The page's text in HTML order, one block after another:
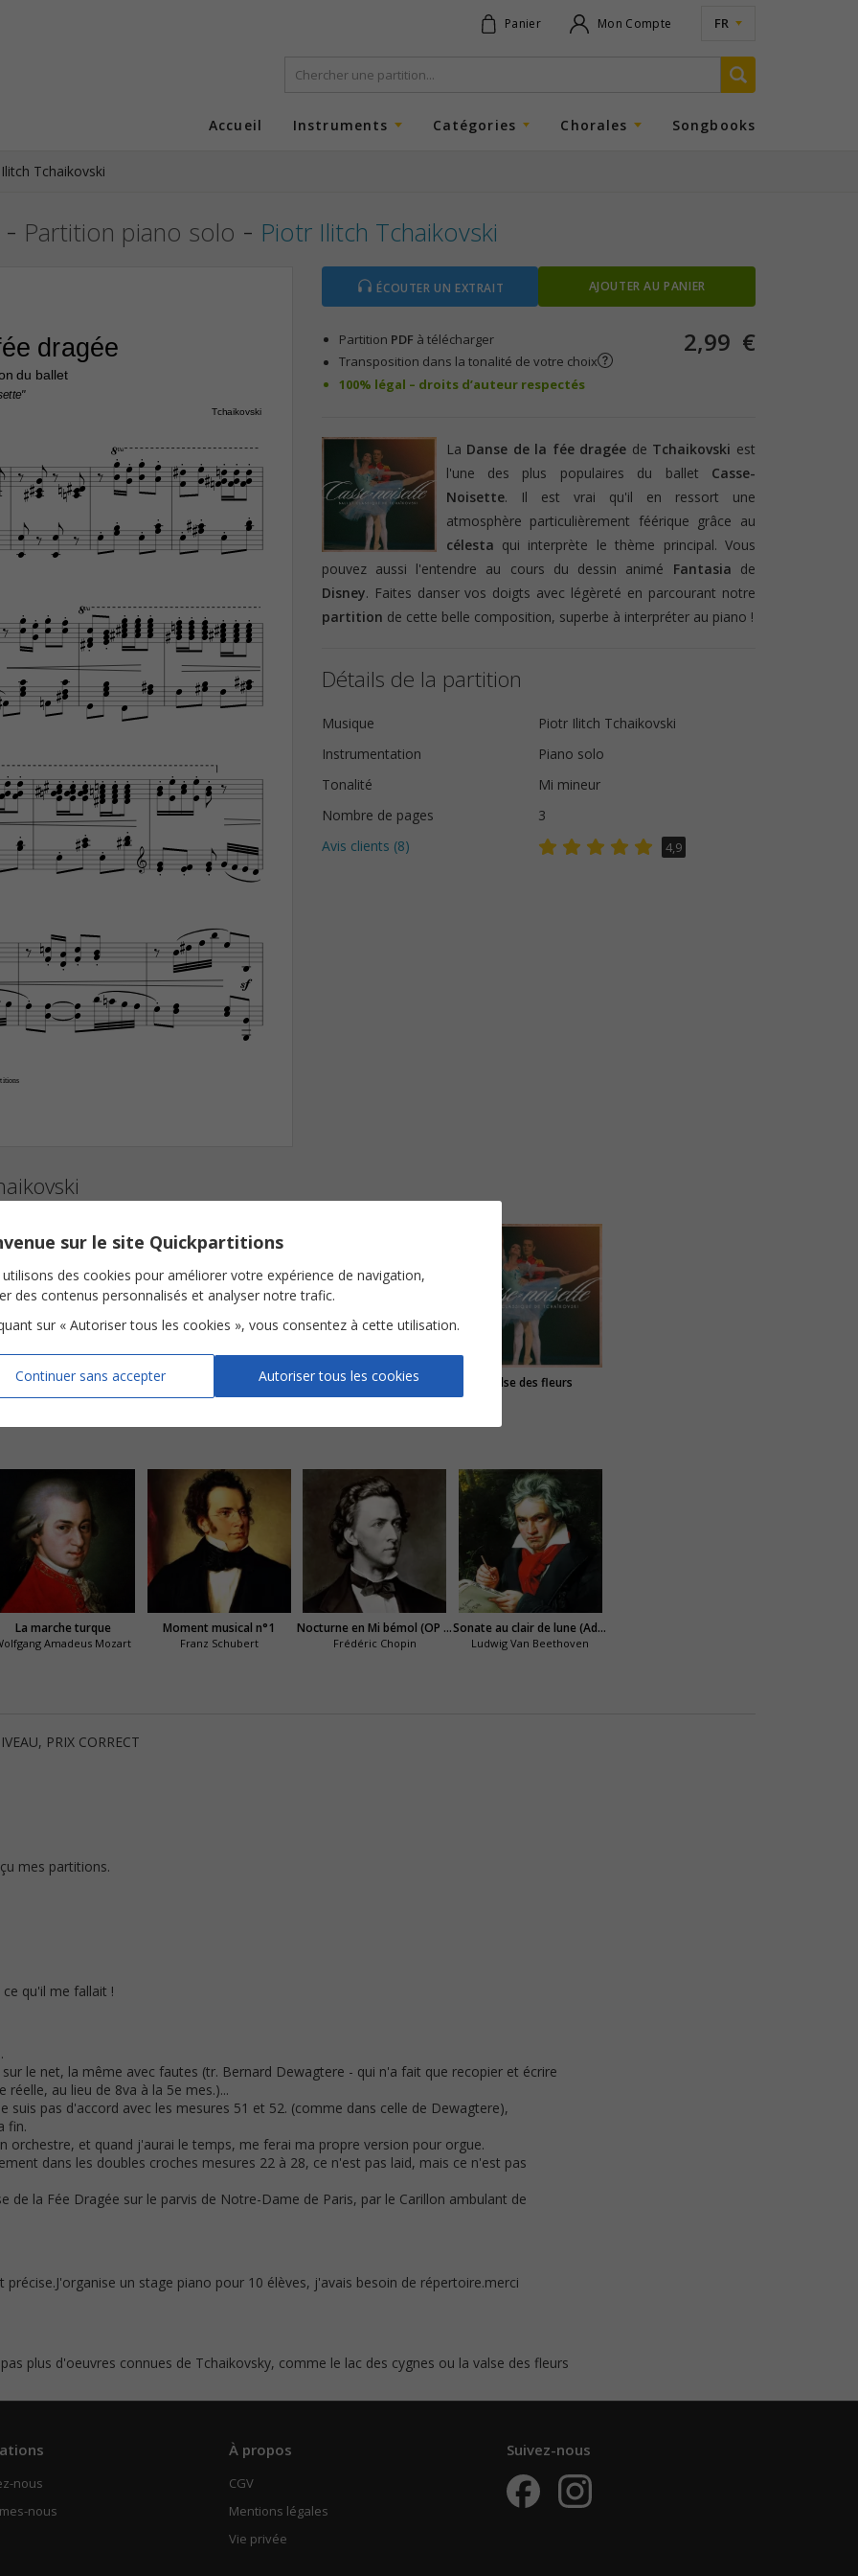
Panier Mon Compte FR
Accueil Instruments Catégories Chorales Songbooks
Tchaikovski
- Partition piano solo - Piotr Ilitch Tchaikovski
dragée
Tchaikovski
sf
        


du ballet
       
   
 
        


            
  



  
   
 
 










   


 
 

 
 




 

 



  
   
  
  


  

 


 
 


 

 




 





 




 





 




 









 




 


 


  

  






 




 



 





 





 





 

  

 




  

 

 
 
 
  
 

  
 
 
   
 



ÉCOUTER UN EXTRAIT AJOUTER AU PANIER
Partition PDF à télécharger
Transposition dans la tonalité de votre choix
100% légal – droits d’auteur respectés
2,99 €
La Danse de la fée dragée de Tchaikovski est
l'une des plus populaires du ballet Casse-
Noisette. Il est vrai qu'il en ressort une
atmosphère particulièrement féérique grâce au
célesta qui interprète le thème principal. Vous
pouvez aussi l'entendre au cours du dessin animé Fantasia de
Disney. Faites danser vos doigts avec légèreté en parcourant notre
partition de cette belle composition, superbe à interpréter au piano !
Détails de la partition
Musique
Piotr Ilitch Tchaikovski
Instrumentation
Piano solo
Tonalité
Mi mineur
Nombre de pages
3
Avis clients (8) 4,9
Danse arabe Danse chinoise Marche Valse des fleurs
La marche turque
Amadeus Mozart
Moment musical n°1
Franz Schubert
Nocturne en Mi bémol (OP 9 N°2)
Frédéric Chopin
Sonate au clair de lune (Adagio Sostenuto)
Ludwig Van Beethoven
PRIX CORRECT
mes partitions.
qu'il me fallait !
le net, la même avec fautes (tr. Bernard Dewagtere - qui n'a fait que recopier et écrire
réelle, au lieu de 8va à la 5e mes.)...
suis pas d'accord avec les mesures 51 et 52. (comme dans celle de Dewagtere),
fin.
orchestre, et quand j'aurai le temps, me ferai ma propre version pour orgue.
dans les doubles croches mesures 22 à 28, ce n'est pas laid, mais ce n'est pas
de la Fée Dragée sur le parvis de Notre-Dame de Paris, par le Carillon ambulant de
précise.J'organise un stage piano pour 10 élèves, j'avais besoin de répertoire.merci
plus d'oeuvres connues de Tchaikovsky, comme le lac des cygnes ou la valse des fleurs
nous
nous
À propos
CGV
Mentions légales
Vie privée
Suivez-nous
sur le site Quickpartitions
des cookies pour améliorer votre expérience de navigation,
des contenus personnalisés et analyser notre trafic.
sur « Autoriser tous les cookies », vous consentez à cette utilisation.
Continuer sans accepter Autoriser tous les cookies